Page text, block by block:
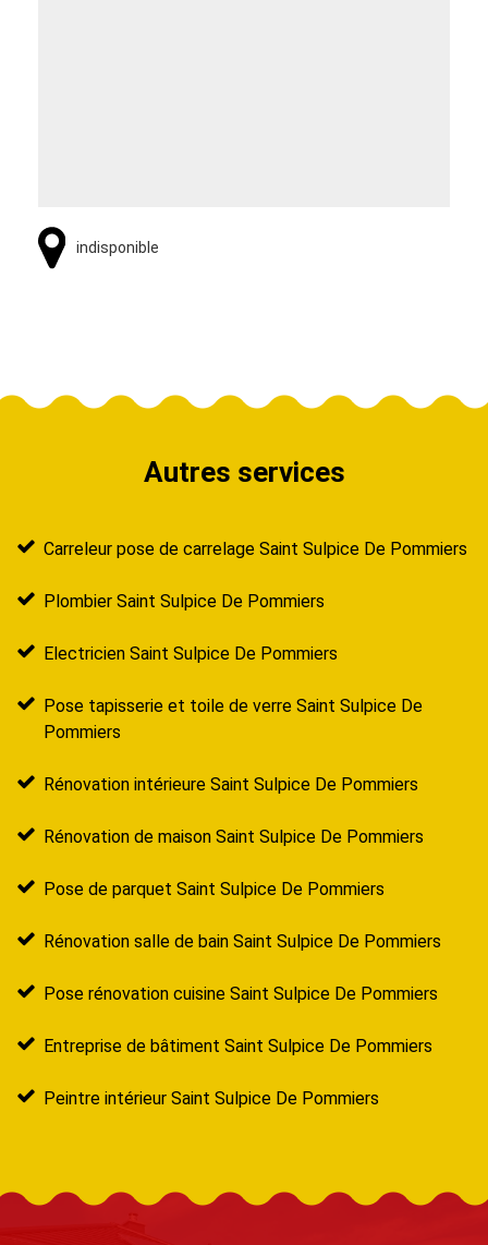
indisponible
Autres services
Carreleur pose de carrelage Saint Sulpice De Pommiers
Plombier Saint Sulpice De Pommiers
Electricien Saint Sulpice De Pommiers
Pose tapisserie et toile de verre Saint Sulpice De
Pommiers
Rénovation intérieure Saint Sulpice De Pommiers
Rénovation de maison Saint Sulpice De Pommiers
Pose de parquet Saint Sulpice De Pommiers
Rénovation salle de bain Saint Sulpice De Pommiers
Pose rénovation cuisine Saint Sulpice De Pommiers
Entreprise de bâtiment Saint Sulpice De Pommiers
Peintre intérieur Saint Sulpice De Pommiers